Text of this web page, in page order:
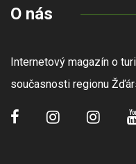
O nás
Internetový magazín o
současnosti regionu